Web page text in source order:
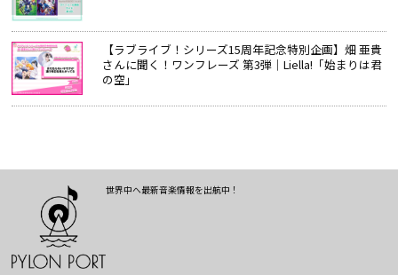
【ラブライブ！シリーズ15周年記念特別企画】畑 亜貴
さんに聞く！ワンフレーズ 第3弾｜Liella!「始まりは君
の空」
世界中へ最新音楽情報を出航中！